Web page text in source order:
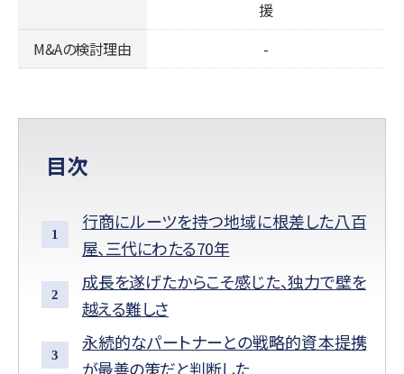
援
M&Aの検討理由
-
目次
行商にルーツを持つ地域に根差した八百
屋、三代にわたる70年
成長を遂げたからこそ感じた、独力で壁を
越える難しさ
永続的なパートナーとの戦略的資本提携
が最善の策だと判断した